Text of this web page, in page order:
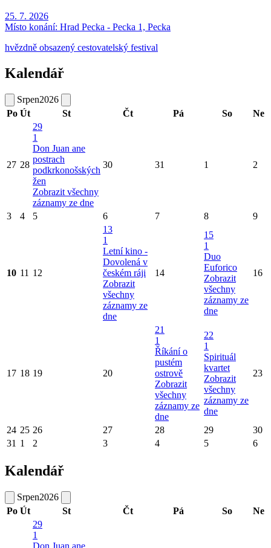
25. 7. 2026
Místo konání: Hrad Pecka - Pecka 1, Pecka
hvězdně obsazený cestovatelský festival
Kalendář
Srpen2026
Po Út St Čt Pá So Ne
27 28
29
1
Don Juan ane
postrach
podkrkonošských
žen
Zobrazit všechny
záznamy ze dne
30 31 1 2
3 4 5 6 7 8 9
10 11 12
13
1
Letní kino -
Dovolená v
českém ráji
Zobrazit
všechny
záznamy ze
dne
14
15
1
Duo
Euforico
Zobrazit
všechny
záznamy ze
dne
16
17 18 19 20
21
1
Říkání o
pustém
ostrově
Zobrazit
všechny
záznamy ze
dne
22
1
Spirituál
kvartet
Zobrazit
všechny
záznamy ze
dne
23
24 25 26 27 28 29
30
31 1 2 3 4 5 6
Kalendář
Srpen2026
Po Út St Čt Pá So Ne
29
1
Don Juan ane